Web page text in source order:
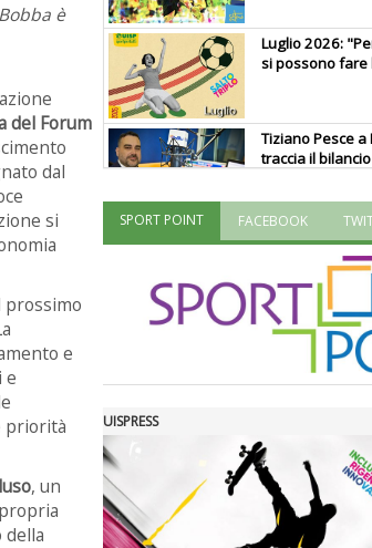
è
del Forum
dal
si
prossimo
e
e
priorità
, un
Luglio 2026:
si possono
Tiziano Pesce
traccia il
valorizzi le
La formazione
prosegue
Fondazione
a Roma
SPORT POINT FACEBOOK
UISPRESS